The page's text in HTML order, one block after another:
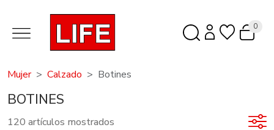
0
Mujer Calzado Botines
BOTINES
120 artículos mostrados